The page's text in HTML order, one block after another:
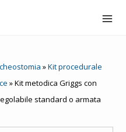
»Kit procedurale
»Kit metodica Griggs con
standard o armata